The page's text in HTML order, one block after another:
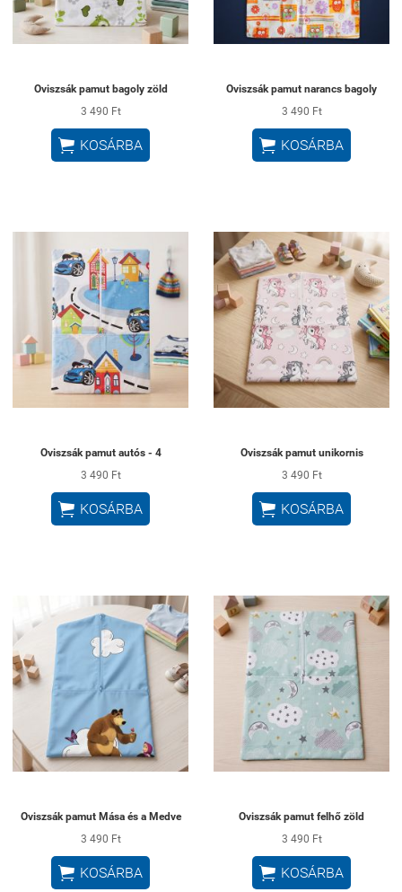
Oviszsák pamut bagoly zöld
3 490 Ft
 KOSÁRBA
Oviszsák pamut narancs bagoly
3 490 Ft
 KOSÁRBA
Oviszsák pamut autós - 4
3 490 Ft
 KOSÁRBA
Oviszsák pamut unikornis
3 490 Ft
 KOSÁRBA
Oviszsák pamut Mása és a Medve
3 490 Ft
 KOSÁRBA
Oviszsák pamut felhő zöld
3 490 Ft
 KOSÁRBA